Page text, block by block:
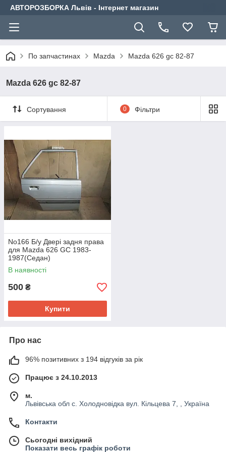
АВТОРОЗБОРКА Львів - Інтернет магазин
По запчастинах Mazda Mazda 626 gc 82-87
Mazda 626 gc 82-87
Сортування 0 Фільтри
No166 Б/у Двері задня права
для Mazda 626 GC 1983-
1987(Седан)
В наявності
500 ₴
Купити
Про нас
96% позитивних з 194 відгуків за рік
Працює з 24.10.2013
м.
Львівська обл с. Холодновідка вул. Кільцева 7, , Україна
Контакти
Сьогодні вихідний
Показати весь графік роботи